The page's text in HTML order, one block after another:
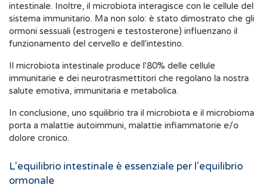
intestinale. Inoltre, il microbiota interagisce con le cellule del
sistema immunitario. Ma non solo: è stato dimostrato che gli
ormoni sessuali (estrogeni e testosterone) influenzano il
funzionamento del cervello e dell'intestino.
Il microbiota intestinale produce l'80% delle cellule
immunitarie e dei neurotrasmettitori che regolano la nostra
salute emotiva, immunitaria e metabolica.
In conclusione, uno squilibrio tra il microbiota e il microbioma
porta a malattie autoimmuni, malattie infiammatorie e/o
dolore cronico.
L'equilibrio intestinale è essenziale per l'equilibrio
ormonale